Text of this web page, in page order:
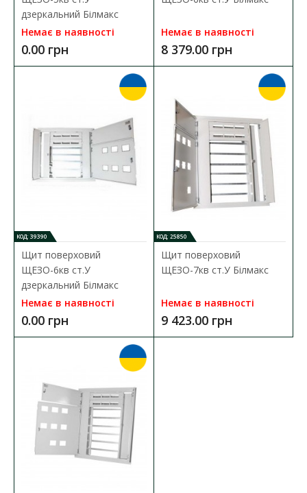
Щит поверховий ЩЕЗО-5кв ст.У дзеркальний
Наявність: Немає в наявності
Вбудований поверховий щит зі слабострумним відсіком
призначений для монтажу однофазних та трифазних ..
ДО КОШИКА
В закладки
дзеркальний Білмакс
Немає в наявності
0.00 грн
Немає в наявності
8 379.00 грн
КОД: 39390
Щит поверховий
ЩЕЗО-6кв ст.У
дзеркальний Білмакс
Немає в наявності
0.00 грн
КОД: 25850
Щит поверховий
ЩЕЗО-7кв ст.У Білмакс
Немає в наявності
9 423.00 грн